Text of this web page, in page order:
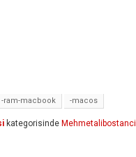
-ram-macbook -macos
kategorisinde Mehmetalibostanci